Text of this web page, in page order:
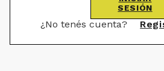
SESIÓN
¿No tenés cuenta?